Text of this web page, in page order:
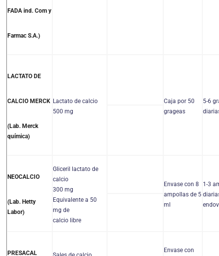
FADA ind. Com y
Farmac S.A.)
LACTATO DE
CALCIO MERCK
(Lab. Merck
química)
Lactato de calcio
500 mg
Caja por 50
grageas
5-6
NEOCALCIO
(Lab. Hetty
Labor)
Gliceril lactato de
calcio
300 mg
Equivalente a 50
mg de
calcio libre
Envase con 8
ampollas de 5
ml
1-3
PRESACAL
Envase con